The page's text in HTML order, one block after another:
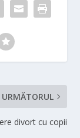
URMĂTORUL
divort cu copii